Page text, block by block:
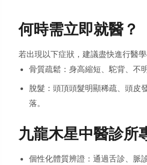
何時需立即就醫？
若出現以下症狀，建議盡快進行醫學
骨質疏鬆：身高縮短、駝背、不
脫髮：頭頂頭髮明顯稀疏、頭皮
落。
九龍木星中醫診所
個性化體質辨證：通過舌診、脈